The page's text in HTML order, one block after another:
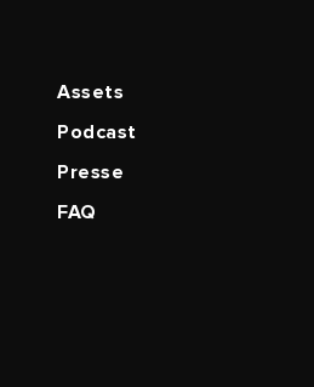
Assets
Podcast
Presse
FAQ